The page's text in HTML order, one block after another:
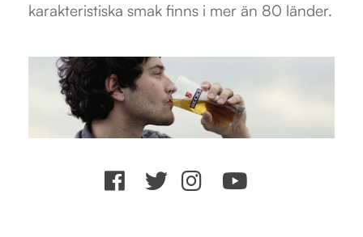
karakteristiska smak finns i mer än 80 länder.